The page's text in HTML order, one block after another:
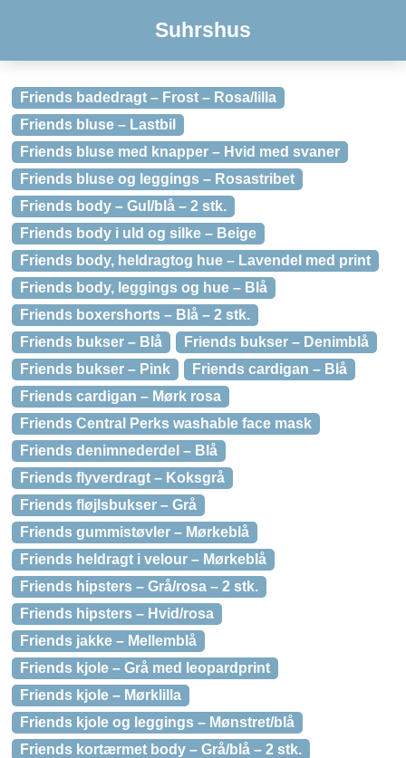
Suhrshus
Friends badedragt – Frost – Rosa/lilla
Friends bluse – Lastbil
Friends bluse med knapper – Hvid med svaner
Friends bluse og leggings – Rosastribet
Friends body – Gul/blå – 2 stk.
Friends body i uld og silke – Beige
Friends body, heldragtog hue – Lavendel med print
Friends body, leggings og hue – Blå
Friends boxershorts – Blå – 2 stk.
Friends bukser – Blå
Friends bukser – Denimblå
Friends bukser – Pink
Friends cardigan – Blå
Friends cardigan – Mørk rosa
Friends Central Perks washable face mask
Friends denimnederdel – Blå
Friends flyverdragt – Koksgrå
Friends fløjlsbukser – Grå
Friends gummistøvler – Mørkeblå
Friends heldragt i velour – Mørkeblå
Friends hipsters – Grå/rosa – 2 stk.
Friends hipsters – Hvid/rosa
Friends jakke – Mellemblå
Friends kjole – Grå med leopardprint
Friends kjole – Mørklilla
Friends kjole og leggings – Mønstret/blå
Friends kortærmet body – Grå/blå – 2 stk.